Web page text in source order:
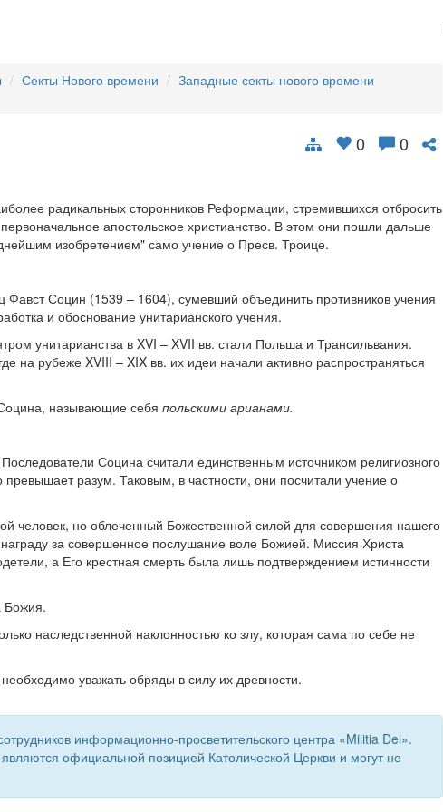
Секты Нового времени
Западные секты нового времени
0 0
радикальных сторонников Реформации, стремившихся отбросить
апостольское христианство. В этом они пошли дальше
изобретением" само учение о Пресв. Троице.
Фавст Социн (1539 – 1604), сумевший объединить противников учения
и обоснование унитарианского учения.
унитарианства в XVI – XVII вв. стали Польша и Трансильвания.
на рубеже XVIII – XIX вв. их идеи начали активно распространяться
называющие себя польскими арианами.
Социна считали единственным источником религиозного
разум. Таковым, в частности, они посчитали учение о
человек, но облеченный Божественной силой для совершения нашего
за совершенное послушание воле Божией. Миссия Христа
а Его крестная смерть была лишь подтверждением истинности
Божия.
наследственной наклонностью ко злу, которая сама по себе не
уважать обряды в силу их древности.
информационно-просветительского центра «Militia Dei».
официальной позицией Католической Церкви и могут не